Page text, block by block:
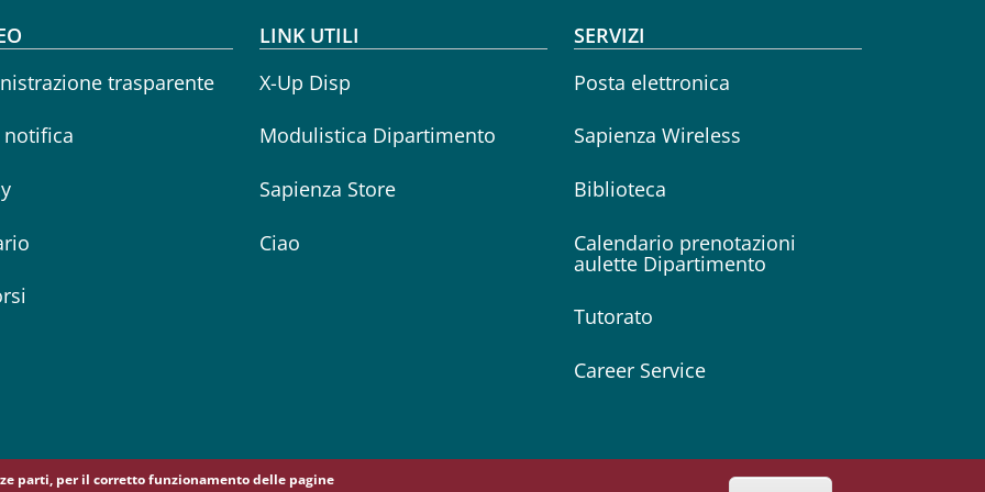
menu
trasparente
LINK UTILI
X-Up Disp
Modulistica Dipartimento
Sapienza Store
Ciao
SERVIZI
Posta elettronica
Sapienza Wireless
Biblioteca
Calendario prenotazioni
aulette Dipartimento
Tutorato
Career Service
FacebookInstagram
LinkedinTwitter
parti, per il corretto funzionamento delle pagine